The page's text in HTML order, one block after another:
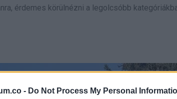
- Do Not Process My Personal
érdemes körülnézni a legolcsóbb